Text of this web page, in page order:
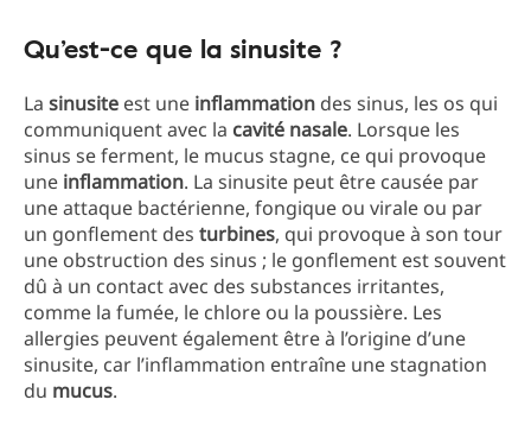
Qu’est-ce que la sinusite ?
La sinusite est une inflammation des sinus, les os qui
communiquent avec la cavité nasale. Lorsque les
sinus se ferment, le mucus stagne, ce qui provoque
une inflammation. La sinusite peut être causée par
une attaque bactérienne, fongique ou virale ou par
un gonflement des turbines, qui provoque à son tour
une obstruction des sinus ; le gonflement est souvent
dû à un contact avec des substances irritantes,
comme la fumée, le chlore ou la poussière. Les
allergies peuvent également être à l’origine d’une
sinusite, car l’inflammation entraîne une stagnation
du mucus.